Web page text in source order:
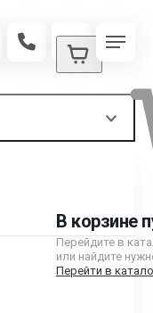
В корзине
Перейдите в
или найдите
Перейти в